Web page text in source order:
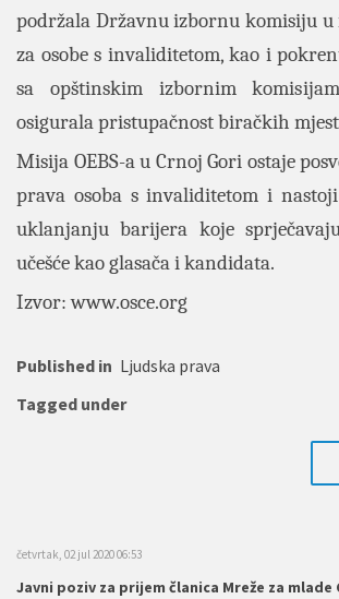
podržala Državnu izbornu komisiju u
za osobe s invaliditetom, kao i
sa opštinskim izbornim
osigurala pristupačnost biračkih
Misija OEBS-a u Crnoj Gori ostaje
prava osoba s invaliditetom i
uklanjanju barijera koje
učešće kao glasača i kandidata.
Izvor:www.osce.org
Published in Ljudska prava
Tagged under
četvrtak, 02 jul 2020 06:53
Javni poziv za prijem članica Mreže za mlade